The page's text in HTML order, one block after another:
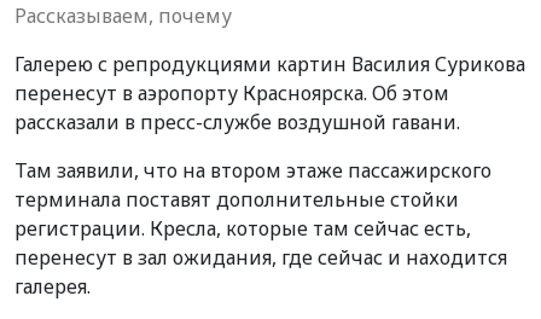
Рассказываем, почему
Галерею с репродукциями картин Василия Сурикова
перенесут в аэропорту Красноярска. Об этом
рассказали в пресс-службе воздушной гавани.
Там заявили, что на втором этаже пассажирского
терминала поставят дополнительные стойки
регистрации. Кресла, которые там сейчас есть,
перенесут в зал ожидания, где сейчас и находится
галерея.